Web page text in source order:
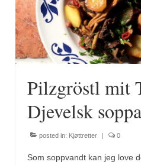
Pilzgröstl mit
Djevelsk
posted in: Kjøttretter 0
Som soppvandt kan jeg love